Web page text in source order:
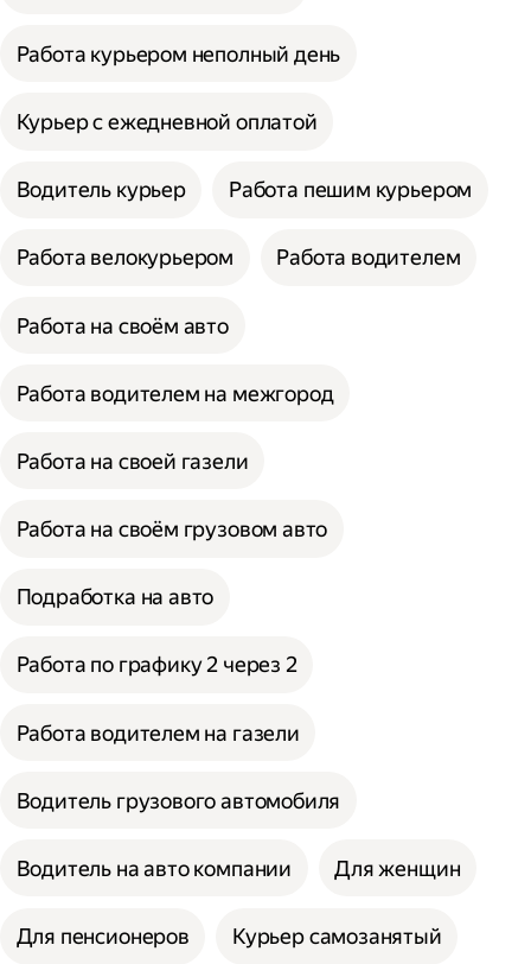
Работа курьером неполный день
Курьер с ежедневной оплатой
Водитель курьер Работа пешим курьером
Работа велокурьером Работа водителем
Работа на своём авто
Работа водителем на межгород
Работа на своей газели
Работа на своём грузовом авто
Подработка на авто
Работа по графику 2 через 2
Работа водителем на газели
Водитель грузового автомобиля
Водитель на авто компании Для женщин
Для пенсионеров Курьер самозанятый